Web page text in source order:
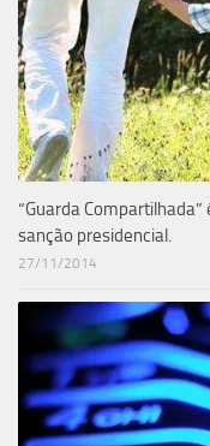
“Guarda
sanção presidencial.
27/11/2014